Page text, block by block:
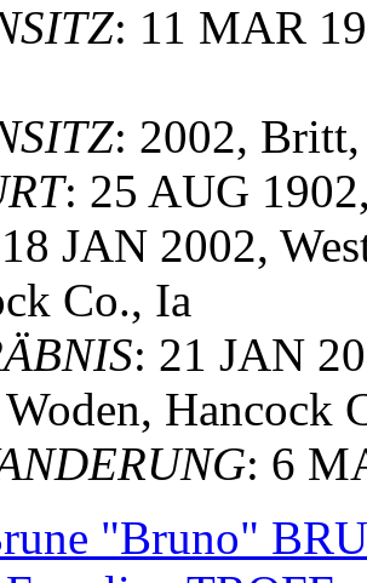
: 11 MAR
: 2002,
: 25 AUG
JAN 2002,
Co., Ia
: 21 JAN
Hancock
: 6
"Bruno"